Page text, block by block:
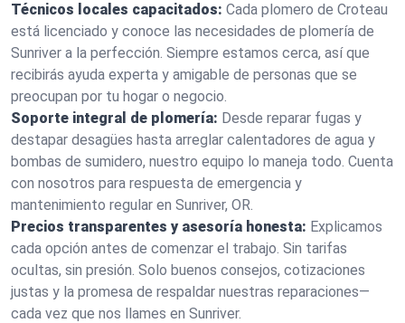
Técnicos locales capacitados: Cada plomero de Croteau
está licenciado y conoce las necesidades de plomería de
Sunriver a la perfección. Siempre estamos cerca, así que
recibirás ayuda experta y amigable de personas que se
preocupan por tu hogar o negocio.
Soporte integral de plomería: Desde reparar fugas y
destapar desagües hasta arreglar calentadores de agua y
bombas de sumidero, nuestro equipo lo maneja todo. Cuenta
con nosotros para respuesta de emergencia y
mantenimiento regular en Sunriver, OR.
Precios transparentes y asesoría honesta: Explicamos
cada opción antes de comenzar el trabajo. Sin tarifas
ocultas, sin presión. Solo buenos consejos, cotizaciones
justas y la promesa de respaldar nuestras reparaciones—
cada vez que nos llames en Sunriver.